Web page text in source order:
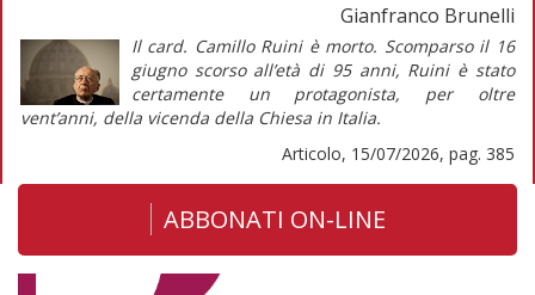
Gianfranco Brunelli
Il card. Camillo Ruini è morto. Scomparso il 16
giugno scorso all’età di 95 anni, Ruini è stato
certamente un protagonista, per oltre
vent’anni, della vicenda della Chiesa in Italia.
Articolo, 15/07/2026, pag. 385
ABBONATI ON-LINE